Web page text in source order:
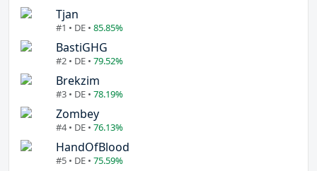
Tjan
#1 • DE • 85.85%
BastiGHG
#2 • DE • 79.52%
Brekzim
#3 • DE • 78.19%
Zombey
#4 • DE • 76.13%
HandOfBlood
#5 • DE • 75.59%